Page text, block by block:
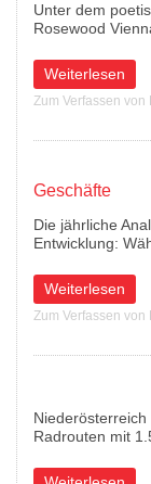
Unter dem
Rosewood
Weiterlesen
über Die
Zum Verfassen
Geschäfte
Die jährliche
Entwicklung:
Weiterlesen
über City Retail
Zum Verfassen
Radrouten mit